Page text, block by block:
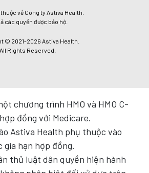
về Công ty Astiva Health.
các quyền được bảo hộ.
© 2021-2026 Astiva Health.
All Rights Reserved.
chương trình HMO và HMO C-
đồng với Medicare.
Astiva Health phụ thuộc vào
gia hạn hợp đồng.
thủ luật dân quyền hiện hành